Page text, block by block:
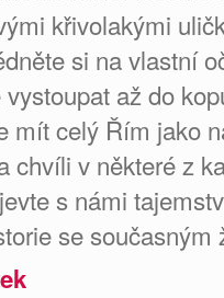
křivolakými
si na vlastní
až do
mít celý Řím jako
chvíli v některé z
s námi
se